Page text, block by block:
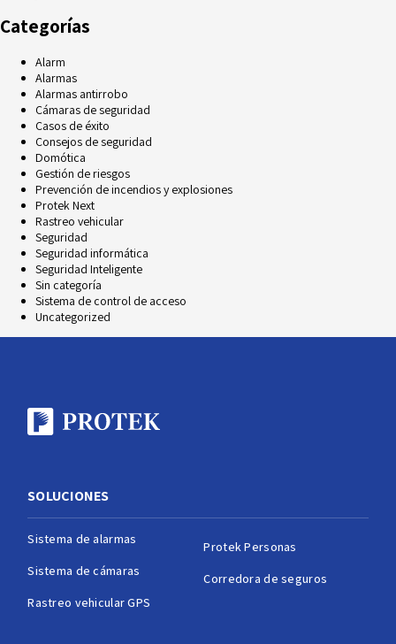
Categorías
Alarm
Alarmas
Alarmas antirrobo
Cámaras de seguridad
Casos de éxito
Consejos de seguridad
Domótica
Gestión de riesgos
Prevención de incendios y explosiones
Protek Next
Rastreo vehicular
Seguridad
Seguridad informática
Seguridad Inteligente
Sin categoría
Sistema de control de acceso
Uncategorized
SOLUCIONES
Sistema de alarmas
Sistema de cámaras
Rastreo vehicular GPS
Protek Personas
Corredora de seguros